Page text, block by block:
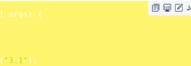
] args )
{
( "3.1" ) ;